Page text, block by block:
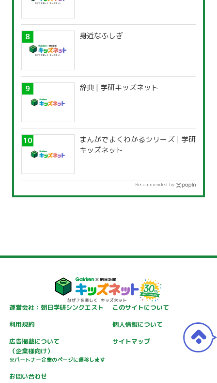
身近なふしぎ
辞典 | 学研キッズネット
まんがでよくわかるシリーズ | 学研
キッズネット
Recommended by
運営会社：朝日学研シンクエスト
このサイトについて
利用規約
個人情報について
広告掲載について
（企業様向け）
※パートナー企業のページに遷移します
サイトマップ
お問い合わせ